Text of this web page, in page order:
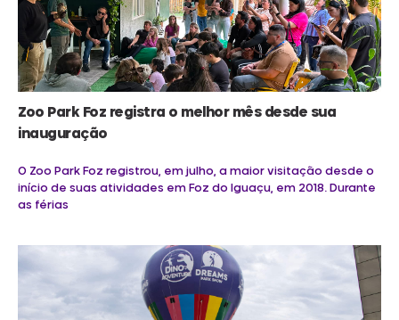
Zoo Park Foz registra o melhor mês desde sua
inauguração
O Zoo Park Foz registrou, em julho, a maior visitação desde o
início de suas atividades em Foz do Iguaçu, em 2018. Durante
as férias